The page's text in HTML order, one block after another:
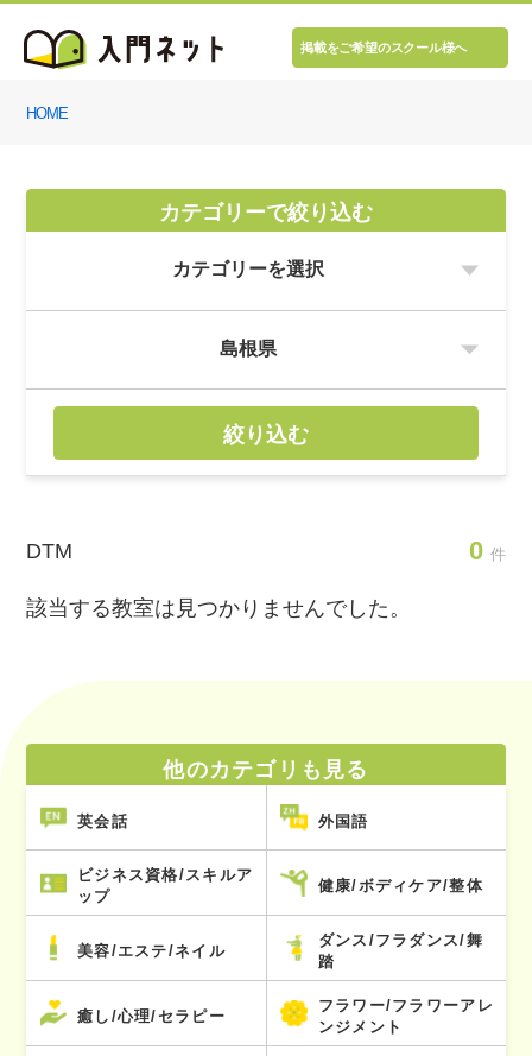
掲載をご希望のスクール様へ
HOME
カテゴリーで絞り込む
絞り込む
DTM 0 件
該当する教室は見つかりませんでした。
他のカテゴリも見る
英会話 外国語
ビジネス資格/スキルア
ップ
健康/ボディケア/整体
美容/エステ/ネイル
ダンス/フラダンス/舞
踏
癒し/心理/セラピー
フラワー/フラワーアレ
ンジメント